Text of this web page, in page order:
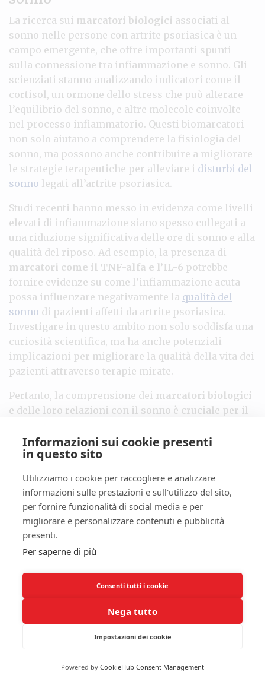
La ricerca sui marcatori biologici associati al
sonno nelle persone con artrite psoriasica è un
campo emergente, che offre importanti spunti
sulla connessione tra infiammazione e sonno. Gli
scienziati stanno analizzando indicatori come il
cortisol, un ormone dello stress che può alterare
l’equilibrio del sonno, e altre molecole coinvolte
nel processo infiammatorio. Questi biomarcatori
non solo aiutano a comprendere la fisiologia del
sonno, ma possono anche contribuire a migliorare
le strategie terapeutiche per alleviare i disturbi del
sonno legati all’artrite psoriasica.
Studi recenti hanno messo in evidenza come livelli
elevati di infiammazione siano spesso collegati a
una riduzione significativa delle ore di sonno e alla
qualità del riposo. Ad esempio, la presenza di
marcatori come il TNF-alfa e l’IL-6 potrebbe
fornire evidenze su come l’infiammazione acuta
possa influenzare negativamente la qualità del
sonno di pazienti affetti da artrite psoriasica.
Investigare in questo ambito non solo soddisfa una
curiosità scientifica, ma ha anche potenziali
implicazioni per migliorare la qualità della vita dei
pazienti attraverso terapie mirate.
Pertanto, la comprensione dei marcatori biologici
e delle loro relazioni con il sonno è cruciale per il
Identificare e monitorare tali marcatori potrebbe
essere un passo fondamentale nel determinare
sonno e, di conseguenza, la tua qualità di vita.
Sperimentare con queste interconnessioni può
rivelarsi vantaggioso per il tuo benessere generale
e la gestione della malattia.
Strategie per migliorare il sonno
Approcci farmacologici
Se ti trovi a lottare con il sonno frammentato a
artrite psoriasica, i
quali siano i farmaci più adatti al tuo caso
Informazioni sui cookie presenti
in questo sito
Utilizziamo i cookie per raccogliere e analizzare
informazioni sulle prestazioni e sull'utilizzo del sito,
per fornire funzionalità di social media e per
migliorare e personalizzare contenuti e pubblicità
presenti.
Per saperne di più
Consenti tutti i cookie
Nega tutto
Impostazioni dei cookie
Powered by CookieHub Consent Management